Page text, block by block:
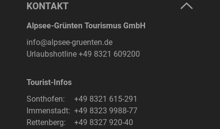
ERLEBNISSE
Suchbegriff
Suchen
KONTAKT
Alpsee-Grünten Tourismus GmbH
info@alpsee-gruenten.de
Urlaubshotline +49 8321 609200
Tourist-Infos
Sonthofen:
+49 8321 615-291
Immenstadt: +49 8323 9988-77
Rettenberg:
+49 8327 920-40